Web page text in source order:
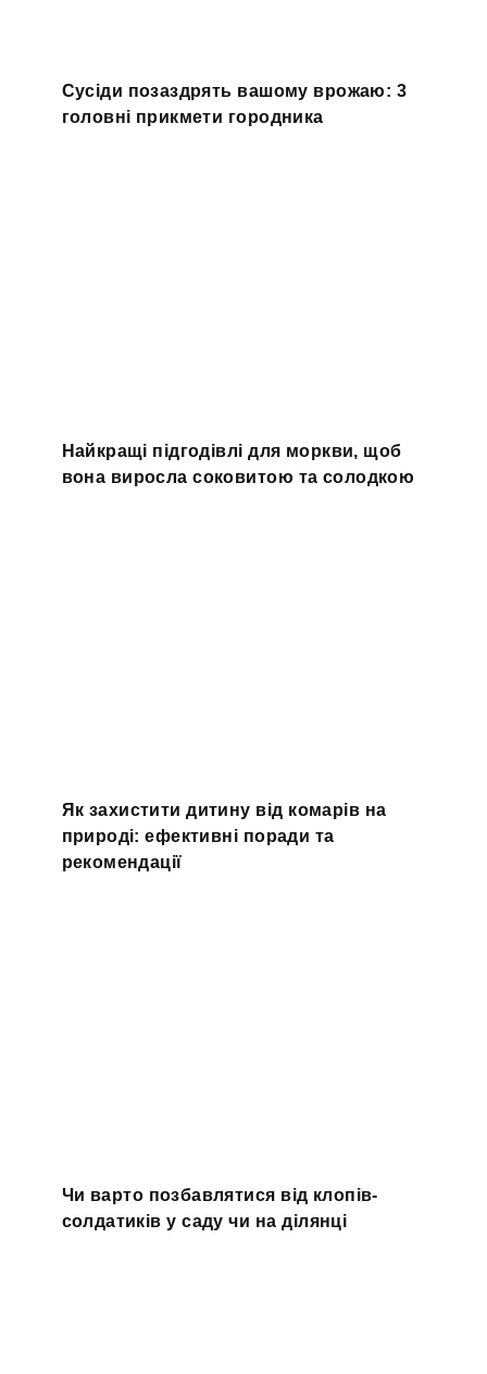
Сусіди позаздрять вашому врожаю: 3
головні прикмети городника
Найкращі підгодівлі для моркви, щоб
вона виросла соковитою та солодкою
Як захистити дитину від комарів на
природі: ефективні поради та
рекомендації
Чи варто позбавлятися від клопів-
солдатиків у саду чи на ділянці